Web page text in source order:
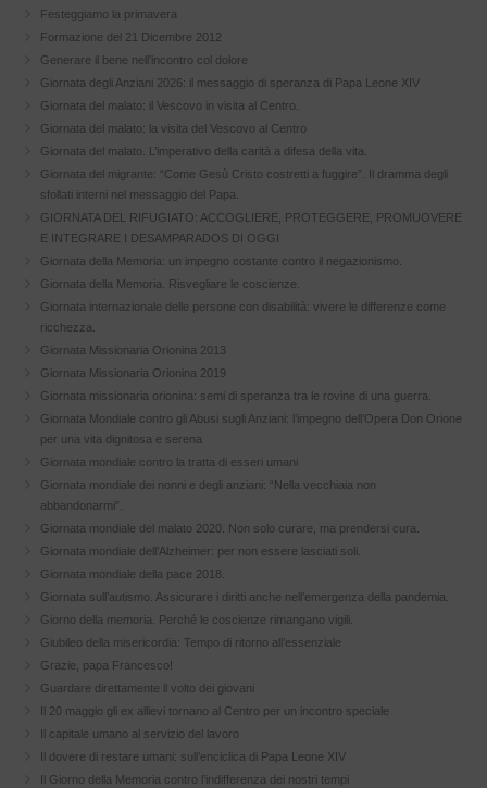
Festeggiamo la primavera
Formazione del 21 Dicembre 2012
Generare il bene nell’incontro col dolore
Giornata degli Anziani 2026: il messaggio di speranza di Papa Leone XIV
Giornata del malato: il Vescovo in visita al Centro.
Giornata del malato: la visita del Vescovo al Centro
Giornata del malato. L’imperativo della carità a difesa della vita.
Giornata del migrante: “Come Gesù Cristo costretti a fuggire”. Il dramma degli
sfollati interni nel messaggio del Papa.
GIORNATA DEL RIFUGIATO: ACCOGLIERE, PROTEGGERE, PROMUOVERE
E INTEGRARE I DESAMPARADOS DI OGGI
Giornata della Memoria: un impegno costante contro il negazionismo.
Giornata della Memoria. Risvegliare le coscienze.
Giornata internazionale delle persone con disabilità: vivere le differenze come
ricchezza.
Giornata Missionaria Orionina 2013
Giornata Missionaria Orionina 2019
Giornata missionaria orionina: semi di speranza tra le rovine di una guerra.
Giornata Mondiale contro gli Abusi sugli Anziani: l’impegno dell’Opera Don Orione
per una vita dignitosa e serena
Giornata mondiale contro la tratta di esseri umani
Giornata mondiale dei nonni e degli anziani: “Nella vecchiaia non
abbandonarmi”.
Giornata mondiale del malato 2020. Non solo curare, ma prendersi cura.
Giornata mondiale dell’Alzheimer: per non essere lasciati soli.
Giornata mondiale della pace 2018.
Giornata sull’autismo. Assicurare i diritti anche nell’emergenza della pandemia.
Giorno della memoria. Perché le coscienze rimangano vigili.
Giubileo della misericordia: Tempo di ritorno all’essenziale
Grazie, papa Francesco!
Guardare direttamente il volto dei giovani
Il 20 maggio gli ex allievi tornano al Centro per un incontro speciale
Il capitale umano al servizio del lavoro
Il dovere di restare umani: sull’enciclica di Papa Leone XIV
Il Giorno della Memoria contro l’indifferenza dei nostri tempi